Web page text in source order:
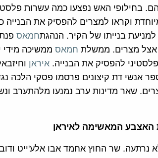
בחילופי האש נפצעו כמה עשרות
וקראו למצרים להפסיק את
בנייתו של הקיר. הנהגתחמאס
אצל מצרים. ממשלת חמאס ממשיכה מידי
להפסיק את הבנייה. איראן
אנשי דת קיצונים פרסמו פסקי הלכה
שאר מדינות ערב נמנעו מלהתערב
האצבע המאשימה לאיראן